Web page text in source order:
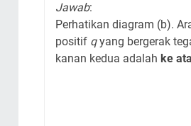
Jawab:
Perhatikan diagram (b).
positif qyang bergerak
kanan kedua adalah ke